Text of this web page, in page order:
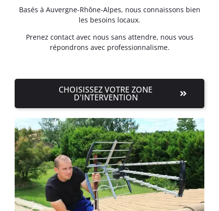
Basés à Auvergne-Rhône-Alpes, nous connaissons bien
les besoins locaux.
Prenez contact avec nous sans attendre, nous vous
répondrons avec professionnalisme.
CHOISISSEZ VOTRE ZONE
D'INTERVENTION